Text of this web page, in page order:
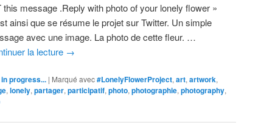
this message .Reply with photo of your lonely flower »
ainsi que se résume le projet sur Twitter. Un simple
avec une image. La photo de cette fleur. …
la lecture →
progress... | Marqué avec#LonelyFlowerProject, art, artwork,
, lonely, partager, participatif, photo, photographie, photography,